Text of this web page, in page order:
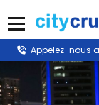
to
content
Menu
Appelez-nous